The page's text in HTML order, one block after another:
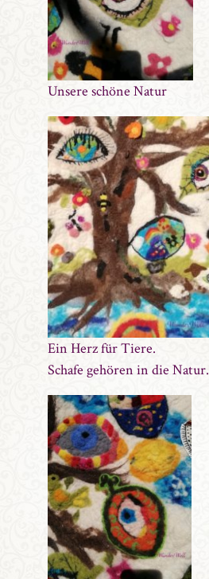
Unsere schöne Natur
Ein Herz für Tiere.
Schafe gehören in die Natur.